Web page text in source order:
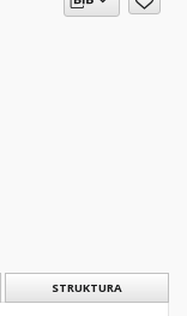
STRUKTURA